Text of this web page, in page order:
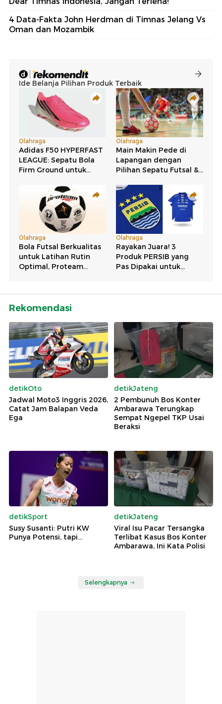
4 Data-Fakta John Herdman di Timnas Jelang Vs
Oman dan Mozambik
Rekomendasi
detikOto
Jadwal Moto3 Inggris 2026,
Catat Jam Balapan Veda
Ega
detikJateng
2 Pembunuh Bos Konter
Ambarawa Terungkap
Sempat Ngepel TKP Usai
Beraksi
detikSport
Susy Susanti: Putri KW
Punya Potensi, tapi...
detikJateng
Viral Isu Pacar Tersangka
Terlibat Kasus Bos Konter
Ambarawa, Ini Kata Polisi
Selengkapnya